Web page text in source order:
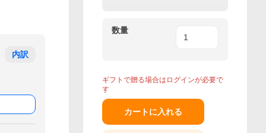
内訳
数量
ギフトで贈る場合はログインが必要で
す
カートに入れる